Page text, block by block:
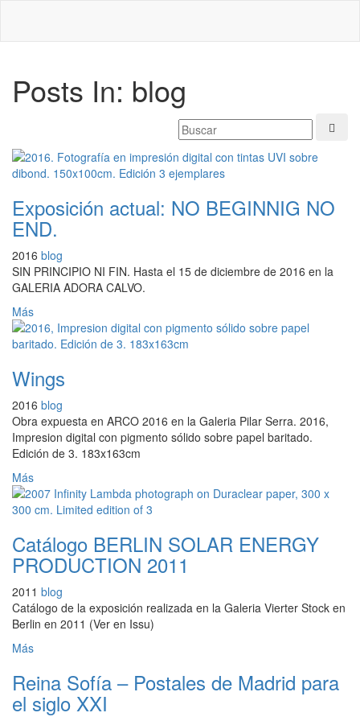
Posts In: blog
Exposición actual: NO BEGINNIG NO
END.
2016 blog
SIN PRINCIPIO NI FIN. Hasta el 15 de diciembre de 2016 en la
GALERIA ADORA CALVO.
Más
Wings
2016 blog
Obra expuesta en ARCO 2016 en la Galeria Pilar Serra. 2016,
Impresion digital con pigmento sólido sobre papel baritado.
Edición de 3. 183x163cm
Más
Catálogo BERLIN SOLAR ENERGY
PRODUCTION 2011
2011 blog
Catálogo de la exposición realizada en la Galeria Vierter Stock en
Berlin en 2011 (Ver en Issu)
Más
Reina Sofía – Postales de Madrid para
el siglo XXI